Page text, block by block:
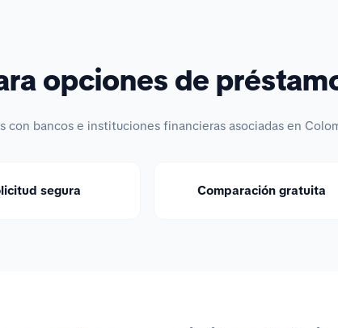
opciones de
con bancos e instituciones financieras asociadas en
segura Comparación gratuita